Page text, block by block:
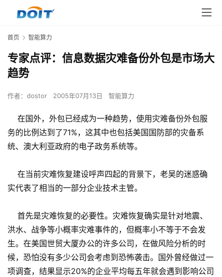
首页 智能算力
专家点评：信息数据灾难备份外包是市场大
趋势
作者： dostor 2005年07月13日 智能算力
在国外，外包已经成为一种趋势，使用灾难备份外包服
务的比例达到了71%，这其中也包括美国国防部的灾备系
统、澳大利亚政府的电子政务系统等。
在当前灾难恢复建设呼声四起的背景下，老吴的迷惑确
实代表了相当的一部分企业技术主管。
首先是灾难恢复的必要性。灾难恢复确实是针对地震、
洪水、战争等小概率灾难事件的，但概率小不等于不会发
生。在美国世贸大厦办公的许多公司，在做风险分析的时
候，恐怕没有多少公司会考虑到恐怖袭击。国外曾经做过一
项调查，结果显示20%的企业平均每五年就会遇到影响公司